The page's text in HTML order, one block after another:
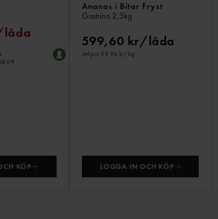
låda
KÖP
Ananas i Bitar Fryst
Gastrino 2,5kg
599,60 kr/låda
Jmf.pris 59,96 kr/ kg
LOGGA IN OCH KÖP